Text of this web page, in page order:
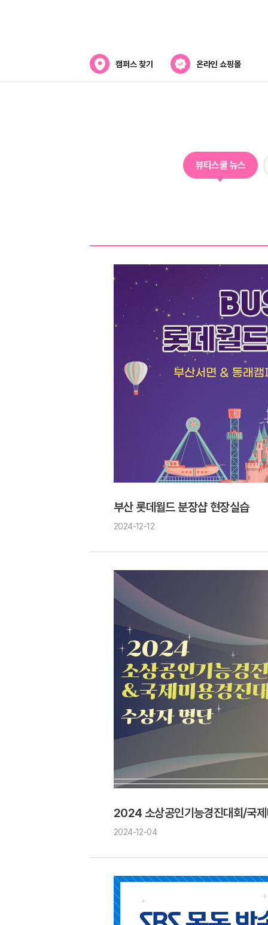
캠퍼스 찾기 온라인 쇼핑몰
전국캠퍼스 찾기
제휴협력사
뷰티스쿨 뉴스
부산 롯데월드 분장샵 현장실습
2024-12-12
2024 소상공인기능경진대회/국
2024-12-04